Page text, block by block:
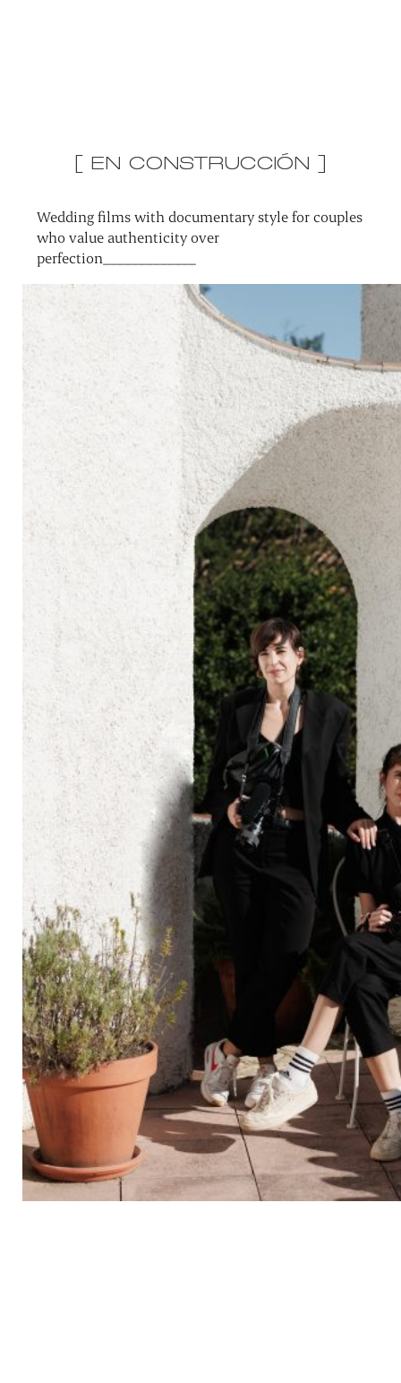
[ EN CONSTRUCCIÓN ]
Wedding films with documentary style for couples
who value authenticity over
perfection_____________